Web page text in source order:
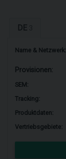
DE
Name & Netzwerk:
Provisionen:
SEM:
Tracking:
Produktdaten:
Vertriebsgebiete: